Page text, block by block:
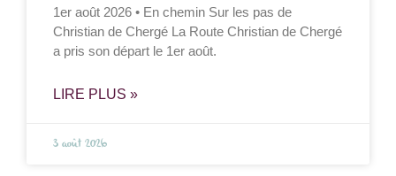
1er août 2026 • En chemin Sur les pas de
Christian de Chergé La Route Christian de Chergé
a pris son départ le 1er août.
LIRE PLUS »
3 août 2026